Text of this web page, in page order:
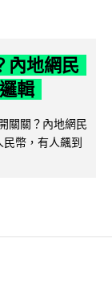
內地網民
輯
關關？內地網民
幣，有人飆到